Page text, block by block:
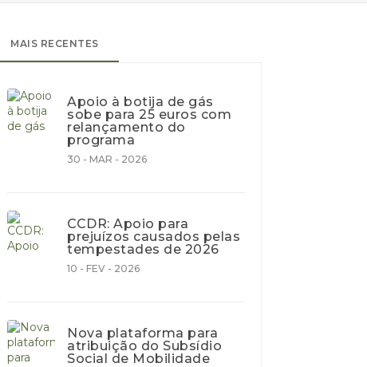
MAIS RECENTES
Apoio à botija de gás
sobe para 25 euros com
relançamento do
programa
30 - MAR - 2026
CCDR: Apoio para
prejuízos causados pelas
tempestades de 2026
10 - FEV - 2026
Nova plataforma para
atribuição do Subsídio
Social de Mobilidade